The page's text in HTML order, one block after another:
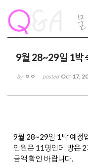
9월 28~29일 1박
by ㅇㅇ posted Oct 17,
9월 28~29일 1박 예정
인원은 11명인데 방은 2
금액 확인 바랍니다.